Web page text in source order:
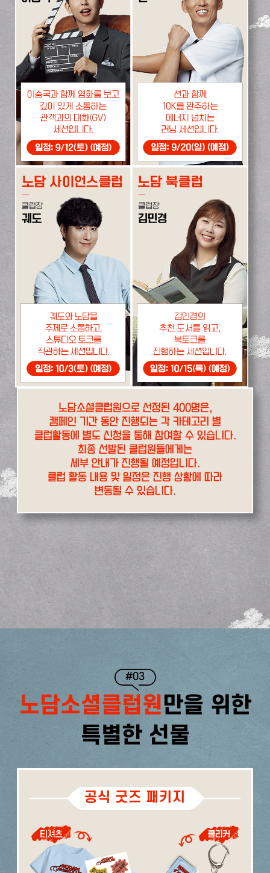
노담소셜클럽원으로 선정된 400명은,
캠페인 기간 동안 진행되는 각 카테고리 별
클럽활동에 별도 신청을 통해 참여할 수 있습니다.
최종 선발된 클럽원들에게는
세부 안내가 진행될 예정입니다.
클럽 활동 내용 및 일정은 진행 상황에 따라
변동될 수 있습니다.
#03
노담소셜클럽원만을 위한
특별한 선물
공식 굿즈 패키지